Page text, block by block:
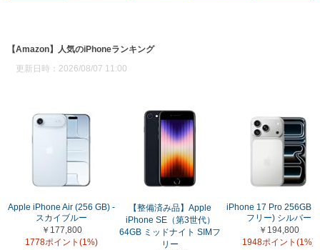
【Amazon】人気のiPhoneランキング
更新日時：2026/08/07 11:00
Apple iPhone Air (256 GB) -
スカイブルー
￥177,800
1778ポイント(1%)
【整備済み品】Apple
iPhone SE（第3世代）
64GB ミッドナイト SIMフ
リー
iPhone 17 Pro 256GB
フリー) シルバー
￥194,800
1948ポイント(1%)